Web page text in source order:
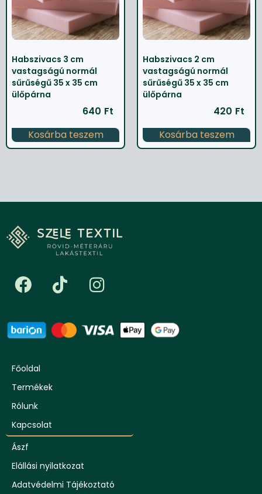
Habszivacs 3 cm
vastagságú normál
sűrűségű 35 x 35 cm
ülőpárna
640 Ft
Kosárba teszem
Habszivacs 2 cm
vastagságú normál
sűrűségű 35 x 35 cm
ülőpárna
420 Ft
Kosárba teszem
Főoldal
Termékek
Rólunk
Kapcsolat
Ászf
Elállási nyilatkozat
Adatvédelmi Tájékoztató